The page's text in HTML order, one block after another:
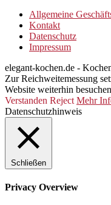
Allgemeine
Kontakt
Datenschutz
Impressum
elegant-kochen.de -
Zur Reichweitemessung
Website weiterhin
Verstanden Reject Mehr
Datenschutzhinweis
Schließen
Privacy Overview